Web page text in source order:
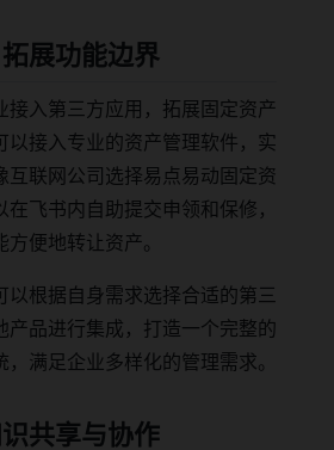
展功能边界
接入第三方应用，拓展固定资产
以接入专业的资产管理软件，实
互联网公司选择易点易动固定资
飞书内自助提交申领和保修，
便地转让资产。
以根据自身需求选择合适的第三
产品进行集成，打造一个完整的
满足企业多样化的管理需求。
共享与协作